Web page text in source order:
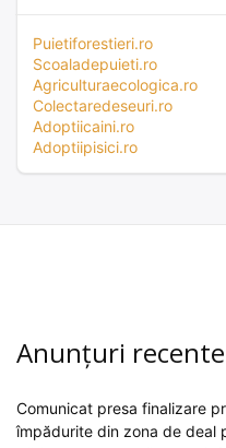
Puietiforestieri.ro
Scoaladepuieti.ro
Agriculturaecologica.ro
Colectaredeseuri.ro
Adoptiicaini.ro
Adoptiipisici.ro
Anunțuri recente
Comunicat presa finalizare
împădurite din zona de deal